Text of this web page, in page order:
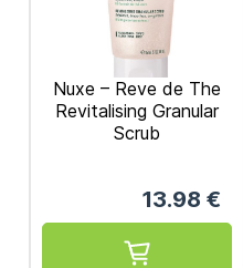
Nuxe – Reve de The
Revitalising Granular
Scrub
Εκχύλισμα Πράσινου
Τσαγιού 150ml
13.98 €